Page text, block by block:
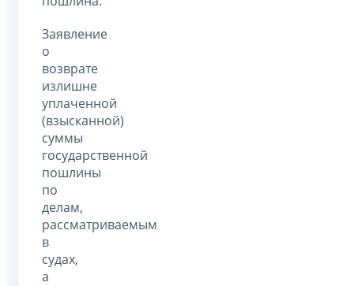
Заявление
о
возврате
излишне
уплаченной
(взысканной)
суммы
государственной
пошлины
по
делам,
рассматриваемым
в
судах,
а